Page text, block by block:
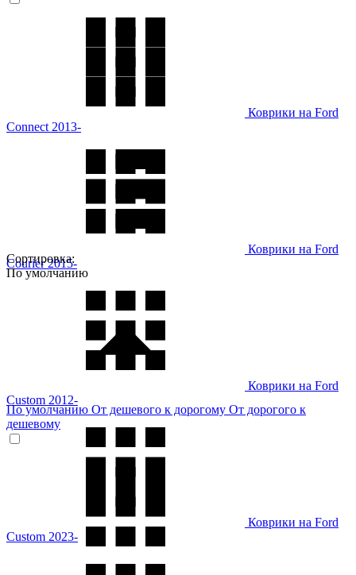
Коврики на Ford
Connect 2013-
Коврики на Ford
Courier 2015-
Коврики на Ford
Custom 2012-
Коврики на Ford
Custom 2023-
Сортировка:
По умолчанию
По умолчанию От дешевого к дорогому От дорогого к
дешевому